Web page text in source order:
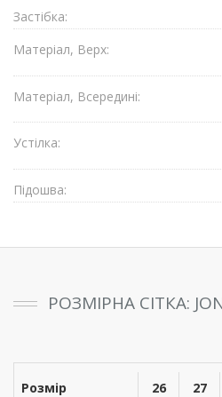
Застібка:
Матеріал, Верх:
Матеріал, Всередині:
Устілка:
Підошва:
РОЗМІРНА СІТКА:
Розмір 26 27